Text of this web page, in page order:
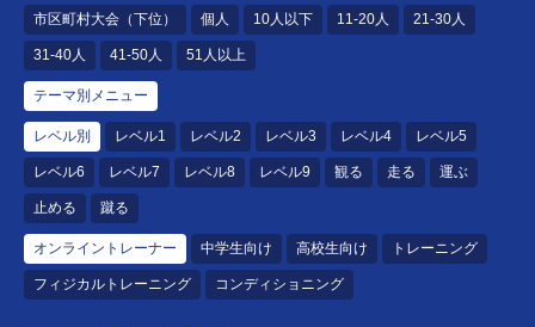
市区町村大会（下位） 個人 10人以下 11-20人 21-30人
31-40人 41-50人 51人以上
テーマ別メニュー
レベル別 レベル1 レベル2 レベル3 レベル4 レベル5
レベル6 レベル7 レベル8 レベル9 観る 走る 運ぶ
止める 蹴る
オンライントレーナー 中学生向け 高校生向け トレーニング
フィジカルトレーニング コンディショニング